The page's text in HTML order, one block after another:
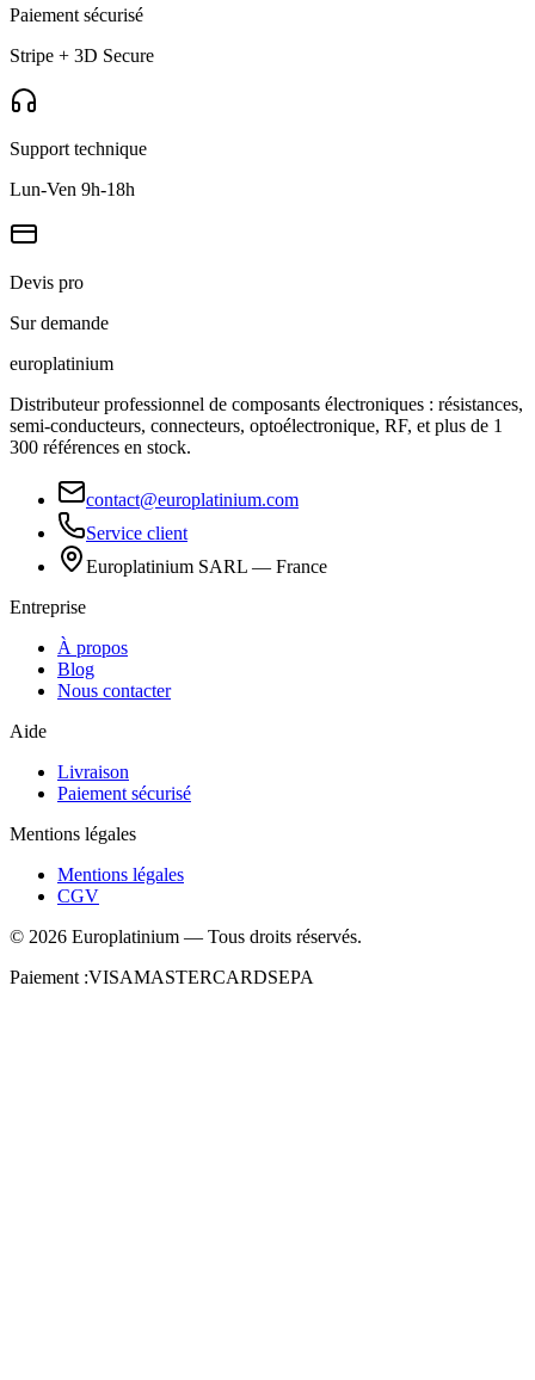
Paiement sécurisé
Stripe + 3D Secure
Support technique
Lun-Ven 9h-18h
Devis pro
Sur demande
europlatinium
Distributeur professionnel de composants électroniques : résistances,
semi-conducteurs, connecteurs, optoélectronique, RF, et plus de 1
300 références en stock.
contact@europlatinium.com
Service client
Europlatinium SARL — France
Entreprise
À propos
Blog
Nous contacter
Aide
Livraison
Paiement sécurisé
Mentions légales
Mentions légales
CGV
© 2026 Europlatinium — Tous droits réservés.
Paiement :VISAMASTERCARDSEPA